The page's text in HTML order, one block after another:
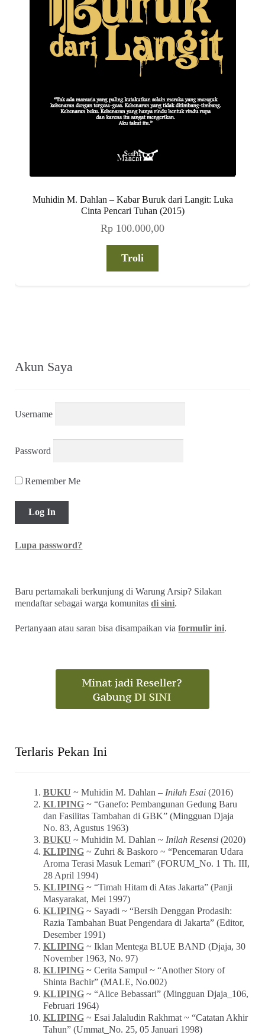
Muhidin M. Dahlan – Kabar Buruk dari Langit: Luka
Cinta Pencari Tuhan (2015)
Rp 100.000,00
Troli
Akun Saya
Username
Password
Remember Me
Lupa password?
Baru pertamakali berkunjung di Warung Arsip? Silakan
mendaftar sebagai warga komunitasdi sini.
Pertanyaan atau saran bisa disampaikan viaformulir ini.
Terlaris Pekan Ini
BUKU ~ Muhidin M. Dahlan – Inilah Esai(2016)
KLIPING~ “Ganefo: Pembangunan Gedung Baru
dan Fasilitas Tambahan di GBK” (Mingguan Djaja
No. 83, Agustus 1963)
BUKU ~ Muhidin M. Dahlan ~ Inilah Resensi(2020)
KLIPING~ Zuhri & Baskoro ~ “Pencemaran Udara
Aroma Terasi Masuk Lemari” (FORUM_No. 1 Th. III,
28 April 1994)
KLIPING~ “Timah Hitam di Atas Jakarta” (Panji
Masyarakat, Mei 1997)
KLIPING~ Sayadi ~ “Bersih Denggan Prodasih:
Razia Tambahan Buat Pengendara di Jakarta” (Editor,
Desember 1991)
KLIPING~ Iklan Mentega BLUE BAND (Djaja, 30
November 1963, No. 97)
KLIPING~ Cerita Sampul ~ “Another Story of
Shinta Bachir” (MALE, No.002)
KLIPING~ “Alice Bebassari” (Mingguan Djaja_106,
Februari 1964)
KLIPING~ Esai Jalaludin Rakhmat ~ “Catatan Akhir
Tahun” (Ummat_No. 25, 05 Januari 1998)